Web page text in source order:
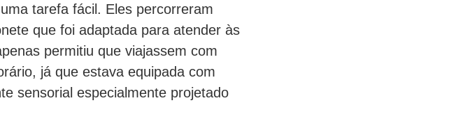
tarefa fácil. Eles percorreram
que foi adaptada para atender às
permitiu que viajassem com
já que estava equipada com
sensorial especialmente projetado